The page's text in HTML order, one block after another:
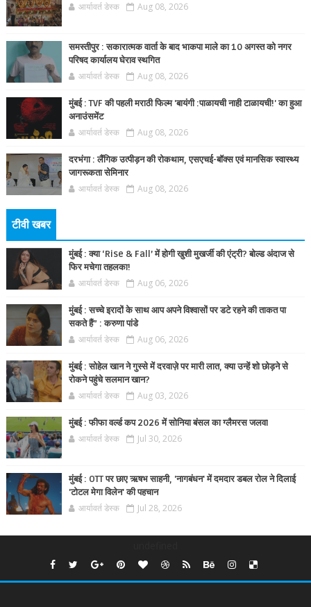
आर्यावर्त डेस्क Aug 08, 2026
समस्तीपुर : सकारात्मक वार्ता के बाद भाकपा माले का 10 अगस्त को नगर
परिषद कार्यालय घेराव स्थगित
आर्यावर्त डेस्क Aug 08, 2026
मुंबई : TVF की पहली मराठी फिल्म 'बायंगी :पाळायची नाही टाळायची!' का हुआ
अनाउंसमेंट
आर्यावर्त डेस्क Aug 08, 2026
दरभंगा : लैंगिक उत्पीड़न की रोकथाम, एसएचई-बॉक्स एवं मानसिक स्वास्थ्य
जागरूकता सेमिनार
आर्यावर्त डेस्क Aug 08, 2026
टीवी खबर
मुंबई : क्या ‘Rise & Fall’ में होगी खुशी मुखर्जी की एंट्री? बोल्ड अंदाज से
फिर मचेगा तहलका!
आर्यावर्त डेस्क Aug 06, 2026
मुंबई : सच्चे इरादों के साथ आप अपने विश्वासों पर डटे रहने की ताकत पा
सकते हैं” : करुणा पांडे
आर्यावर्त डेस्क Aug 06, 2026
मुंबई : सोहेल खान ने गुस्से में दरवाज़े पर मारी लात, क्या उन्हें शो छोड़ने से
रोकने पहुंचे सलमान खान?
आर्यावर्त डेस्क Aug 03, 2026
मुंबई : फीफा वर्ल्ड कप 2026 में सोनिया बंसल का ग्लैमरस जलवा
आर्यावर्त डेस्क Jul 30, 2026
मुंबई : OTT पर छाए ऋषभ साहनी, 'नागबंधन' में दमदार डबल रोल ने दिलाई
'टोटल मेगा विलेन' की पहचान
आर्यावर्त डेस्क Jul 28, 2026